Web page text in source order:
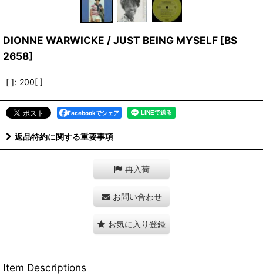
DIONNE WARWICKE / JUST BEING MYSELF [BS
2658]
[ ]: 200[ ]
Facebookでシェア
返品特約に関する重要事項
再入荷
お問い合わせ
お気に入り登録
Item Descriptions